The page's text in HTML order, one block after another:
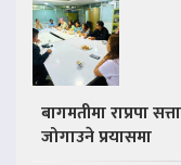
बागमतीमा राप्रपा
जोगाउने प्रयासमा